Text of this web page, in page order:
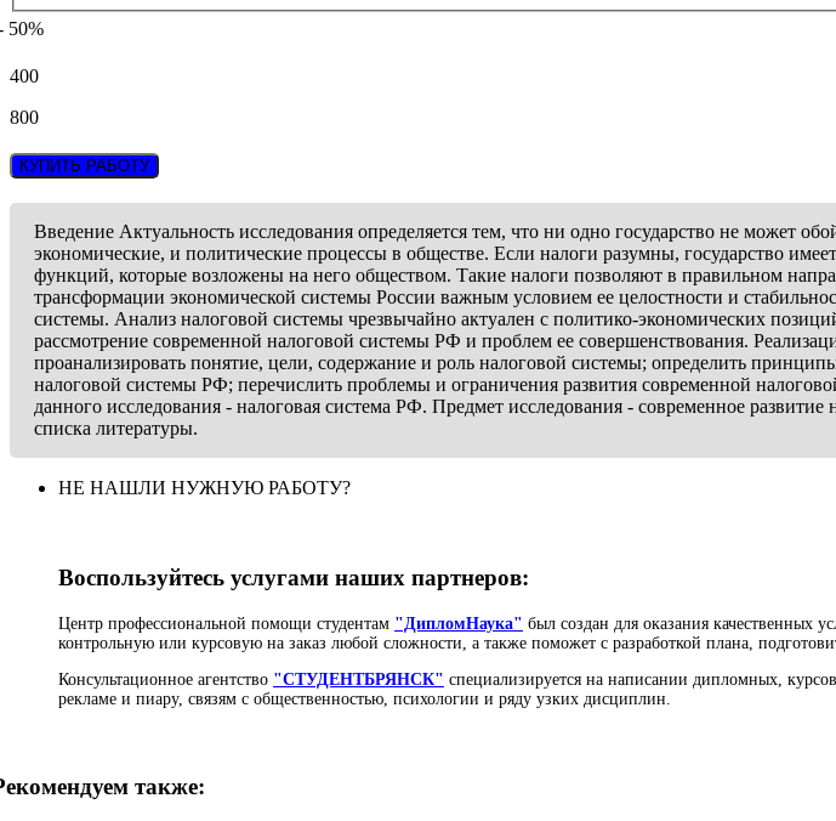
50%
400
800
КУПИТЬ РАБОТУ
Введение Актуальность исследования определяется тем, что ни одно государство не может
экономические, и политические процессы в обществе. Если налоги разумны, государство
функций, которые возложены на него обществом. Такие налоги позволяют в правильном
трансформации экономической системы России важным условием ее целостности и
системы. Анализ налоговой системы чрезвычайно актуален с политико-экономических
рассмотрение современной налоговой системы РФ и проблем ее совершенствования.
проанализировать понятие, цели, содержание и роль налоговой системы; определить
налоговой системы РФ; перечислить проблемы и ограничения развития современной
данного исследования - налоговая система РФ. Предмет исследования - современное
списка литературы.
НЕ НАШЛИ НУЖНУЮ РАБОТУ?
Воспользуйтесь услугами наших партнеров:
Центр профессиональной помощи студентам "ДипломНаука" был создан для оказания качественных
контрольную или курсовую на заказ любой сложности, а также поможет с разработкой плана,
Консультационное агентство "СТУДЕНТБРЯНСК" специализируется на написании дипломных,
рекламе и пиару, связям с общественностью, психологии и ряду узких дисциплин.
также: